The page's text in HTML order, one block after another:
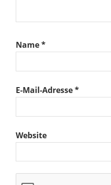
Name*
E-Mail-Adresse*
Website